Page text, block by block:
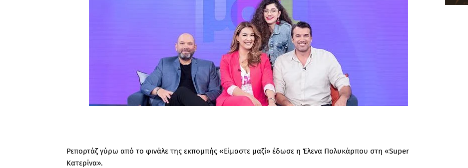
Ρεπορτάζ γύρω από το φινάλε της εκπομπής «Είμαστε μαζί» έδωσε η Έλενα Πολυκάρπου στη «Super
Κατερίνα».